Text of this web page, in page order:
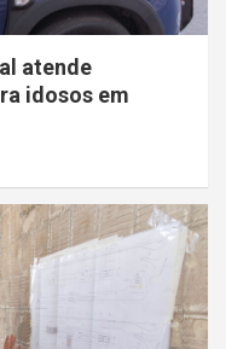
atende
idosos em